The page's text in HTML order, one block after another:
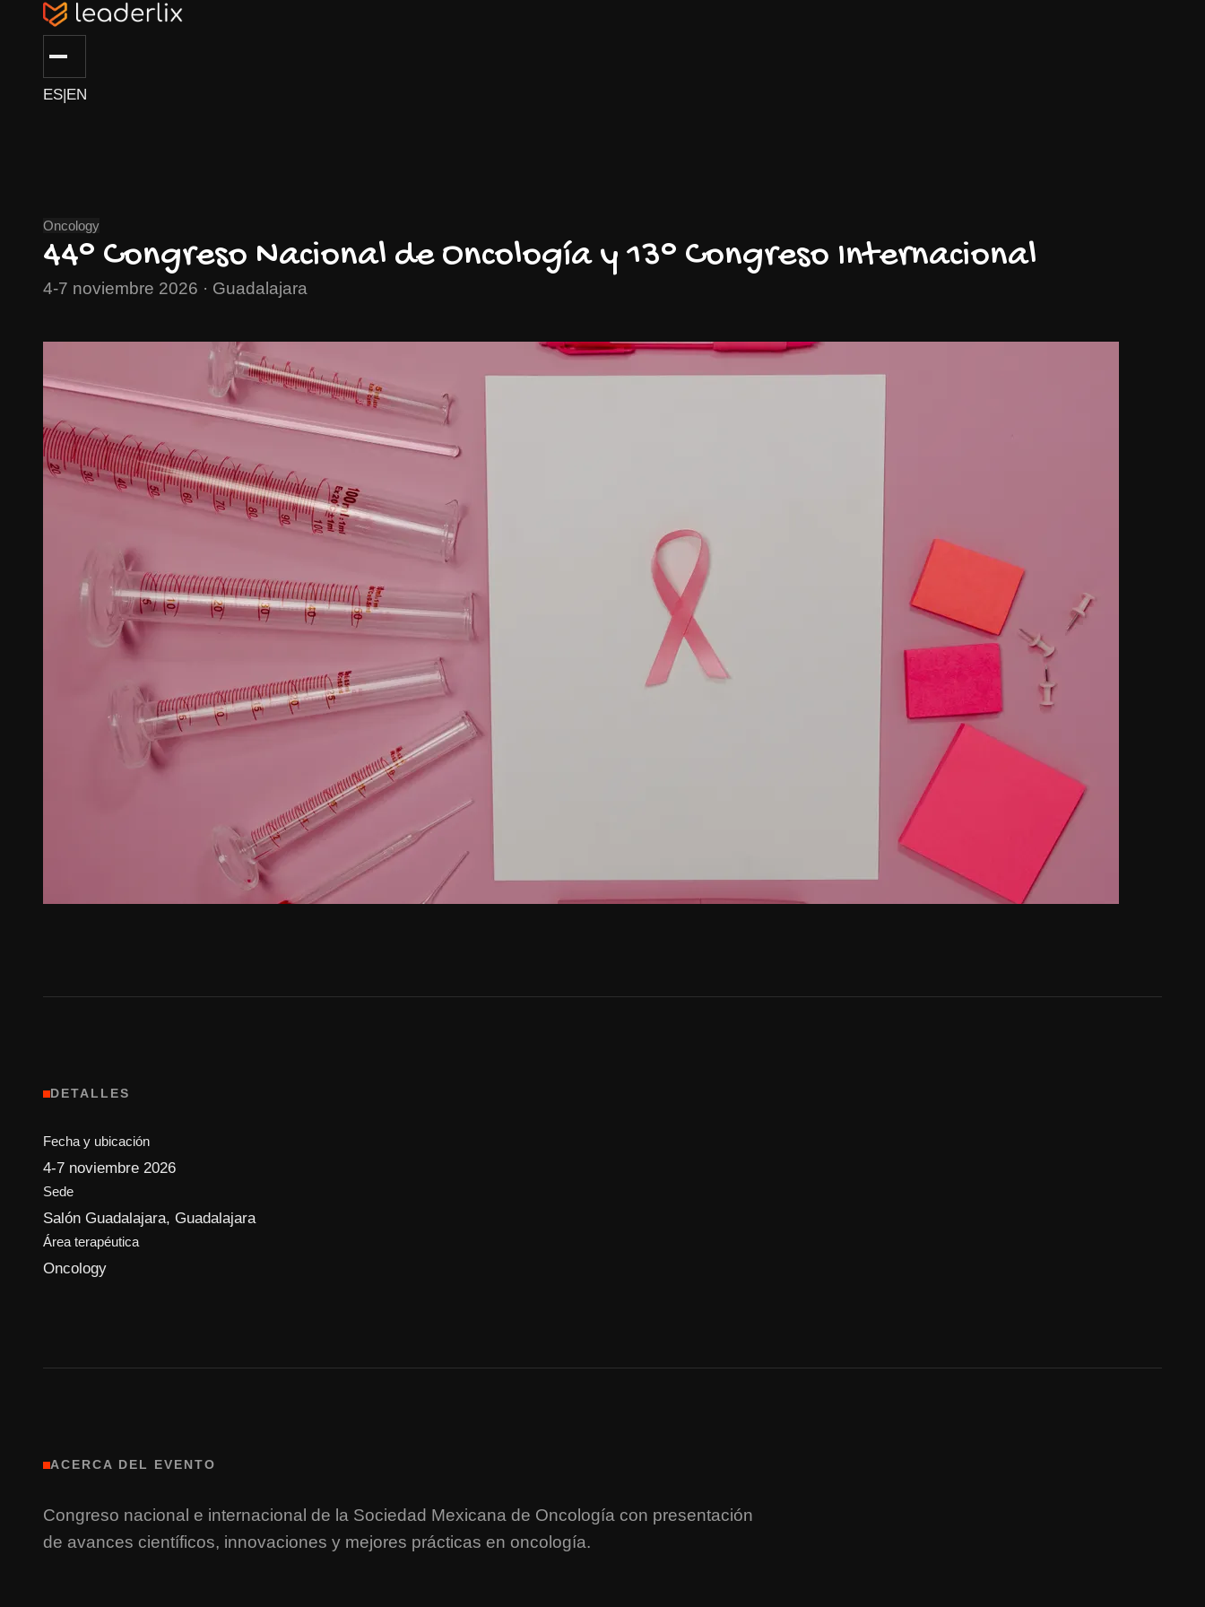
ES|EN
Oncology
44° Congreso Nacional de Oncología y 13° Congreso Internacional
4-7 noviembre 2026 · Guadalajara
DETALLES
Fecha y ubicación
4-7 noviembre 2026
Sede
Salón Guadalajara, Guadalajara
Área terapéutica
Oncology
ACERCA DEL EVENTO
Congreso nacional e internacional de la Sociedad Mexicana de Oncología con presentación
de avances científicos, innovaciones y mejores prácticas en oncología.